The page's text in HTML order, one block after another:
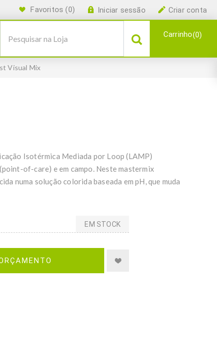
Criar conta
Iniciar sessão
Favoritos (0)
Carrinho 0
Visual Mix
Isotérmica Mediada por Loop (LAMP)
of-care) e em campo. Neste mastermix
numa solução colorida baseada em pH, que muda
EM STOCK